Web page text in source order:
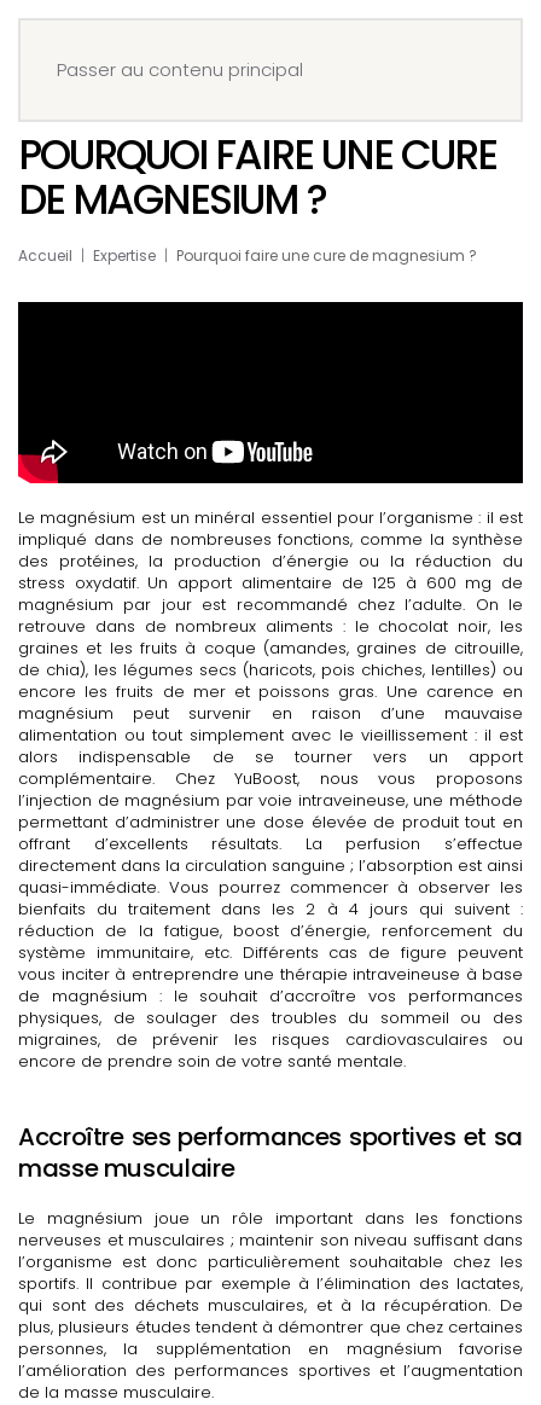
Passer au contenu principal
POURQUOI FAIRE UNE CURE
DE MAGNESIUM ?
Accueil Expertise Pourquoi faire une cure de magnesium ?
Le magnésium est un minéral essentiel pour l’organisme : il est
impliqué dans de nombreuses fonctions, comme la synthèse
des protéines, la production d’énergie ou la réduction du
stress oxydatif. Un apport alimentaire de 125 à 600 mg de
magnésium par jour est recommandé chez l’adulte. On le
retrouve dans de nombreux aliments : le chocolat noir, les
graines et les fruits à coque (amandes, graines de citrouille,
de chia), les légumes secs (haricots, pois chiches, lentilles) ou
encore les fruits de mer et poissons gras. Une carence en
magnésium peut survenir en raison d’une mauvaise
alimentation ou tout simplement avec le vieillissement : il est
alors indispensable de se tourner vers un apport
complémentaire. Chez YuBoost, nous vous proposons
l’injection de magnésium par voie intraveineuse, une méthode
permettant d’administrer une dose élevée de produit tout en
offrant d’excellents résultats. La perfusion s’effectue
directement dans la circulation sanguine ; l’absorption est ainsi
quasi-immédiate. Vous pourrez commencer à observer les
bienfaits du traitement dans les 2 à 4 jours qui suivent :
réduction de la fatigue, boost d’énergie, renforcement du
système immunitaire, etc. Différents cas de figure peuvent
vous inciter à entreprendre une thérapie intraveineuse à base
de magnésium : le souhait d’accroître vos performances
physiques, de soulager des troubles du sommeil ou des
migraines, de prévenir les risques cardiovasculaires ou
encore de prendre soin de votre santé mentale.
Accroître ses performances sportives et sa
masse musculaire
Le magnésium joue un rôle important dans les fonctions
nerveuses et musculaires ; maintenir son niveau suffisant dans
l’organisme est donc particulièrement souhaitable chez les
sportifs. Il contribue par exemple à l’élimination des lactates,
qui sont des déchets musculaires, et à la récupération. De
plus, plusieurs études tendent à démontrer que chez certaines
personnes, la supplémentation en magnésium favorise
l’amélioration des performances sportives et l’augmentation
de la masse musculaire.